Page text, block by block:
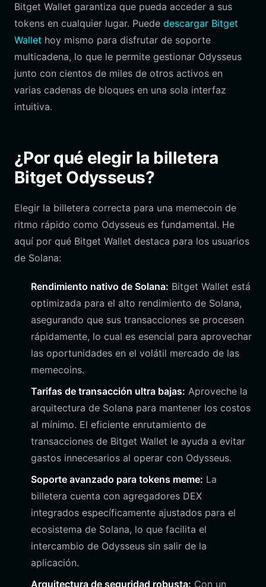
Bitget Wallet garantiza que pueda acceder a sus
tokens en cualquier lugar. Puede descargar Bitget
Wallet hoy mismo para disfrutar de soporte
multicadena, lo que le permite gestionar Odysseus
junto con cientos de miles de otros activos en
varias cadenas de bloques en una sola interfaz
intuitiva.
¿Por qué elegir la billetera
Bitget Odysseus?
Elegir la billetera correcta para una memecoin de
ritmo rápido como Odysseus es fundamental. He
aquí por qué Bitget Wallet destaca para los usuarios
de Solana:
Rendimiento nativo de Solana: Bitget Wallet está
optimizada para el alto rendimiento de Solana,
asegurando que sus transacciones se procesen
rápidamente, lo cual es esencial para aprovechar
las oportunidades en el volátil mercado de las
memecoins.
Tarifas de transacción ultra bajas: Aproveche la
arquitectura de Solana para mantener los costos
al mínimo. El eficiente enrutamiento de
transacciones de Bitget Wallet le ayuda a evitar
gastos innecesarios al operar con Odysseus.
Soporte avanzado para tokens meme: La
billetera cuenta con agregadores DEX
integrados específicamente ajustados para el
ecosistema de Solana, lo que facilita el
intercambio de Odysseus sin salir de la
aplicación.
Arquitectura de seguridad robusta: Con un